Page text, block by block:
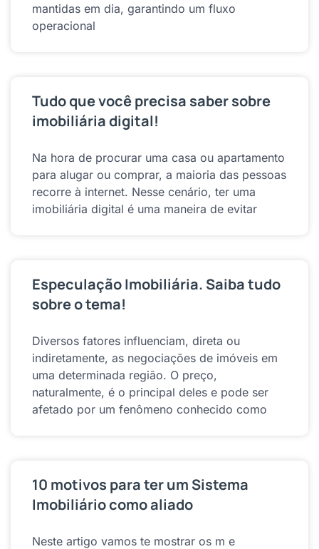
mantidas em dia, garantindo um fluxo
operacional
Tudo que você precisa saber sobre
imobiliária digital!
Na hora de procurar uma casa ou apartamento
para alugar ou comprar, a maioria das pessoas
recorre à internet. Nesse cenário, ter uma
imobiliária digital é uma maneira de evitar
Especulação Imobiliária. Saiba tudo
sobre o tema!
Diversos fatores influenciam, direta ou
indiretamente, as negociações de imóveis em
uma determinada região. O preço,
naturalmente, é o principal deles e pode ser
afetado por um fenômeno conhecido como
10 motivos para ter um Sistema
Imobiliário como aliado
Neste artigo vamos te mostrar os m e